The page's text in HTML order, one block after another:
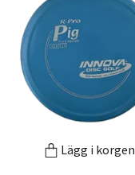
Lägg i korgen